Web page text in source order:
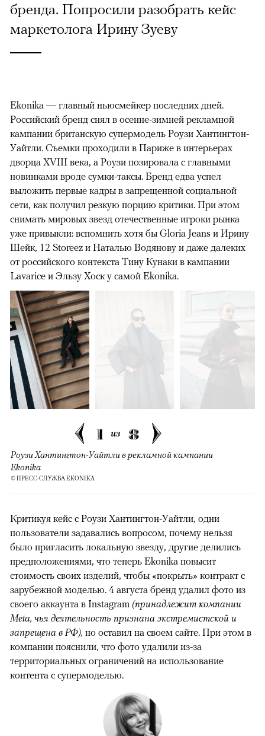
бренда. Попросили разобрать кейс
маркетолога Ирину Зуеву
Ekonika — главный ньюсмейкер последних дней.
Российский бренд снял в осенне-зимней рекламной
кампании британскую супермодель Роузи Хантингтон-
Уайтли. Cъемки проходили в Париже в интерьерах
дворца XVIII века, а Роузи позировала с главными
новинками вроде сумки-таксы. Бренд едва успел
выложить первые кадры в запрещенной социальной
сети, как получил резкую порцию критики. При этом
снимать мировых звезд отечественные игроки рынка
уже привыкли: вспомнить хотя бы Gloria Jeans и Ирину
Шейк, 12 Storeez и Наталью Водянову и даже далеких
от российского контекста Тину Кунаки в кампании
Lavarice и Эльзу Хоск у самой Ekonika.
1 из 8
Роузи Хантингтон-Уайтли в рекламной кампании
Ekonika
© ПРЕСС-СЛУЖБА EKONIKA
Критикуя кейс с Роузи Хантингтон-Уайтли, одни
пользователи задавались вопросом, почему нельзя
было пригласить локальную звезду, другие делились
предположениями, что теперь Ekonika повысит
стоимость своих изделий, чтобы «покрыть» контракт с
зарубежной моделью. 4 августа бренд удалил фото из
своего аккаунта в Instagram (принадлежит компании
Meta, чья деятельность признана экстремистской и
запрещена в РФ), но оставил на своем сайте. При этом в
компании пояснили, что фото удалили из-за
территориальных ограничений на использование
контента с супермоделью.